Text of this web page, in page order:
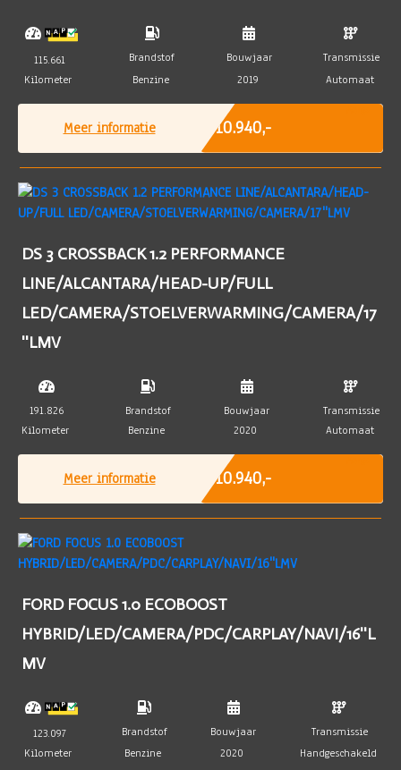
115.661
Kilometer
Brandstof
Benzine
Bouwjaar
2019
Transmissie
Automaat
Meer informatie € 10.940,-
DS 3 CROSSBACK 1.2 PERFORMANCE
LINE/ALCANTARA/HEAD-UP/FULL
LED/CAMERA/STOELVERWARMING/CAMERA/17
''LMV
191.826
Kilometer
Brandstof
Benzine
Bouwjaar
2020
Transmissie
Automaat
Meer informatie € 10.940,-
FORD FOCUS 1.0 ECOBOOST
HYBRID/LED/CAMERA/PDC/CARPLAY/NAVI/16''L
MV
123.097
Kilometer
Brandstof
Benzine
Bouwjaar
2020
Transmissie
Handgeschakeld